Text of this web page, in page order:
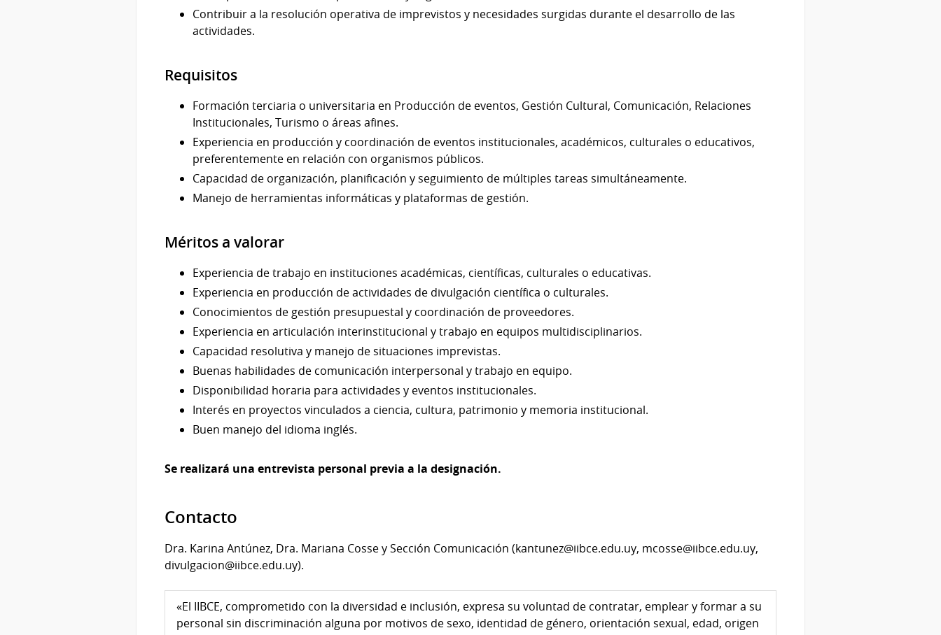
Contribuir a la resolución operativa de imprevistos y necesidades surgidas durante el desarrollo de las
actividades.
Requisitos
Formación terciaria o universitaria en Producción de eventos, Gestión Cultural, Comunicación, Relaciones
Institucionales, Turismo o áreas afines.
Experiencia en producción y coordinación de eventos institucionales, académicos, culturales o educativos,
preferentemente en relación con organismos públicos.
Capacidad de organización, planificación y seguimiento de múltiples tareas simultáneamente.
Manejo de herramientas informáticas y plataformas de gestión.
Méritos a valorar
Experiencia de trabajo en instituciones académicas, científicas, culturales o educativas.
Experiencia en producción de actividades de divulgación científica o culturales.
Conocimientos de gestión presupuestal y coordinación de proveedores.
Experiencia en articulación interinstitucional y trabajo en equipos multidisciplinarios.
Capacidad resolutiva y manejo de situaciones imprevistas.
Buenas habilidades de comunicación interpersonal y trabajo en equipo.
Disponibilidad horaria para actividades y eventos institucionales.
Interés en proyectos vinculados a ciencia, cultura, patrimonio y memoria institucional.
Buen manejo del idioma inglés.
Se realizará una entrevista personal previa a la designación.
Contacto
Dra. Karina Antúnez, Dra. Mariana Cosse y Sección Comunicación (kantunez@iibce.edu.uy, mcosse@iibce.edu.uy,
divulgacion@iibce.edu.uy).
«El IIBCE, comprometido con la diversidad e inclusión, expresa su voluntad de contratar, emplear y formar a su
personal sin discriminación alguna por motivos de sexo, identidad de género, orientación sexual, edad, origen